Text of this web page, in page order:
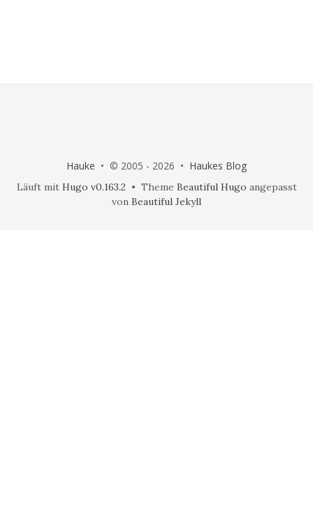
Hauke • © 2005 - 2026 • Haukes Blog
Läuft mit Hugo v0.163.2 • Theme Beautiful Hugo angepasst
von Beautiful Jekyll